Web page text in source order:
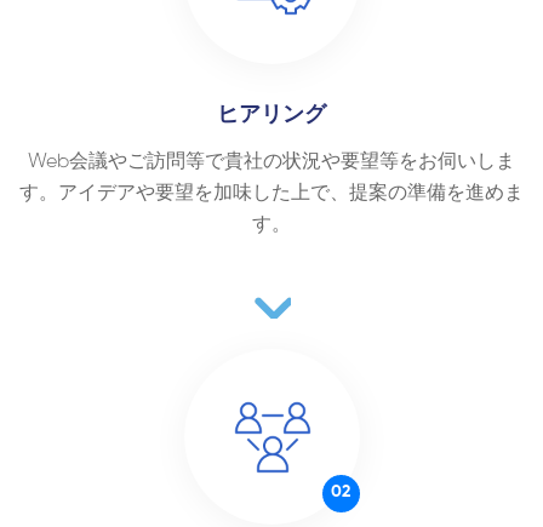
ヒアリング
Web会議やご訪問等で貴社の状況や要望等をお伺いしま
す。アイデアや要望を加味した上で、提案の準備を進めま
す。
02